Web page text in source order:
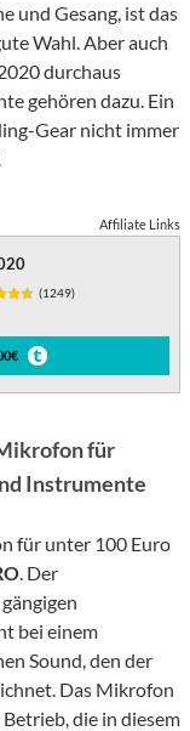
und Gesang, ist das
Wahl. Aber auch
durchaus
gehören dazu. Ein
Gear nicht immer
Affiliate Links
(1249)
für
Instrumente
für unter 100 Euro
. Der
bei einem
Sound, den der
Das Mikrofon
die in diesem